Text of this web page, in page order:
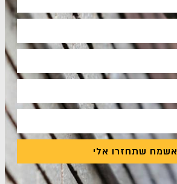
אשמח שתחזרו אלי